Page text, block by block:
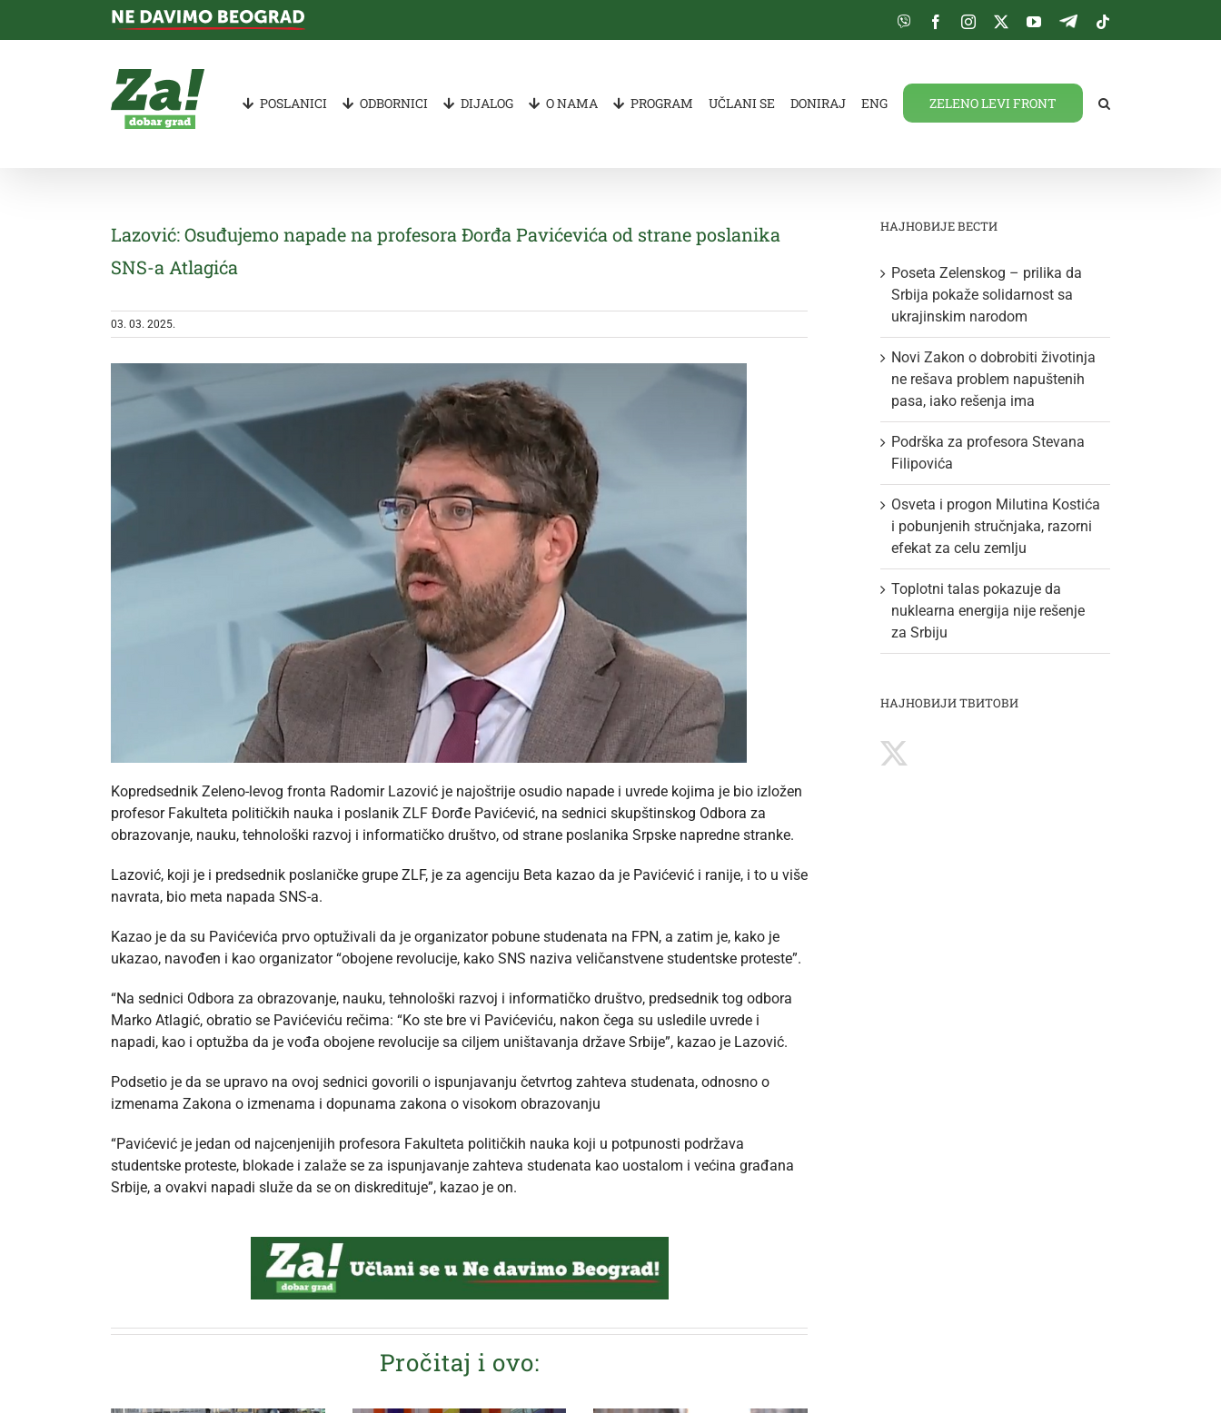
Viber FacebookInstagram
TwitterYouTube
Telegram
POSLANICI ODBORNICI DIJALOG O NAMA PROGRAM UČLANI SE DONIRAJ ENG ZELENO LEVI FRONT
Lazović: Osuđujemo napade na profesora Đorđa Pavićevića od strane poslanika
SNS-a Atlagića
03. 03. 2025.
Kopredsednik Zeleno-levog fronta Radomir Lazović je najoštrije osudio napade i uvrede kojima je bio izložen
profesor Fakulteta političkih nauka i poslanik ZLF Đorđe Pavićević, na sednici skupštinskog Odbora za
obrazovanje, nauku, tehnološki razvoj i informatičko društvo, od strane poslanika Srpske napredne stranke.
Lazović, koji je i predsednik poslaničke grupe ZLF, je za agenciju Beta kazao da je Pavićević i ranije, i to u više
navrata, bio meta napada SNS-a.
Kazao je da su Pavićevića prvo optuživali da je organizator pobune studenata na FPN, a zatim je, kako je
ukazao, navođen i kao organizator “obojene revolucije, kako SNS naziva veličanstvene studentske proteste”.
“Na sednici Odbora za obrazovanje, nauku, tehnološki razvoj i informatičko društvo, predsednik tog odbora
Marko Atlagić, obratio se Pavićeviću rečima: “Ko ste bre vi Pavićeviću, nakon čega su usledile uvrede i
napadi, kao i optužba da je vođa obojene revolucije sa ciljem uništavanja države Srbije”, kazao je Lazović.
Podsetio je da se upravo na ovoj sednici govorili o ispunjavanju četvrtog zahteva studenata, odnosno o
izmenama Zakona o izmenama i dopunama zakona o visokom obrazovanju
“Pavićević je jedan od najcenjenijih profesora Fakulteta političkih nauka koji u potpunosti podržava
studentske proteste, blokade i zalaže se za ispunjavanje zahteva studenata kao uostalom i većina građana
Srbije, a ovakvi napadi služe da se on diskredituje”, kazao je on.
Pročitaj i ovo:
НАЈНОВИЈЕ ВЕСТИ
Poseta Zelenskog – prilika da
Srbija pokaže solidarnost sa
ukrajinskim narodom
Novi Zakon o dobrobiti životinja
ne rešava problem napuštenih
pasa, iako rešenja ima
Podrška za profesora Stevana
Filipovića
Osveta i progon Milutina Kostića
i pobunjenih stručnjaka, razorni
efekat za celu zemlju
Toplotni talas pokazuje da
nuklearna energija nije rešenje
za Srbiju
НАЈНОВИЈИ ТВИТОВИ